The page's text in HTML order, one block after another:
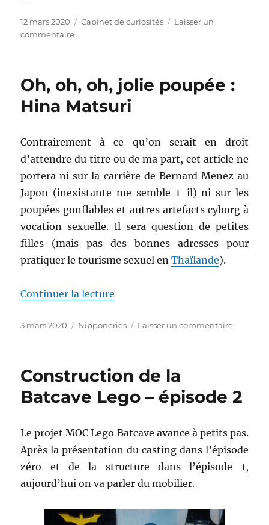
Publié
le
12 mars 2020 Catégories
Cabinet de curiosités
Laisser un
commentairesur
Oh, oh, oh, jolie poupée :
Hina Matsuri
Contrairement à ce qu’on serait en droit
d’attendre du titre ou de ma part, cet article ne
portera ni sur la carrière de Bernard Menez au
Japon (inexistante me semble-t-il) ni sur les
poupées gonflables et autres artefacts cyborg à
vocation sexuelle. Il sera question de petites
filles (mais pas des bonnes adresses pour
pratiquer le tourisme sexuel enThaïlande).
Continuer la lecture
Publié
3 mars 2020 Catégories
Nipponeries Laisser un commentairesur
:
Construction de la
Batcave Lego – épisode 2
Le projet MOC Lego Batcave avance à petits pas.
Après la présentation du casting dans l’épisode
zéro et de la structure dans l’épisode 1,
aujourd’hui on va parler du mobilier.